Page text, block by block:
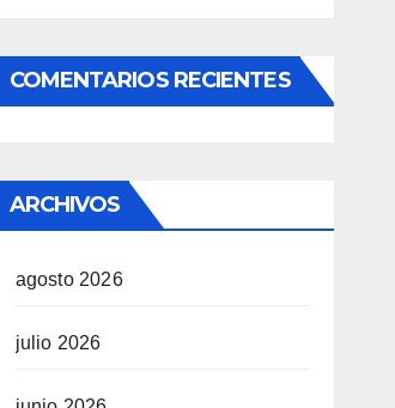
COMENTARIOS RECIENTES
ARCHIVOS
agosto 2026
julio 2026